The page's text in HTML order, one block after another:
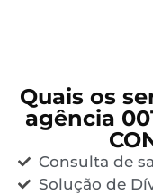
Quais os
agência
Consulta de
Solução de